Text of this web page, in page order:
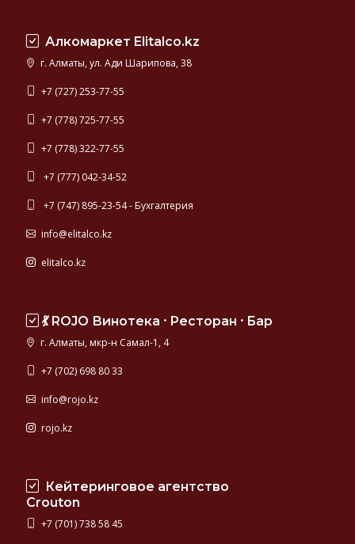
Финляндия,
Германия.
качественная
мира
представлена
данном
каталога.
Алкомаркет Elitalco.kz
г. Алматы, ул. Ади Шарипова, 38
+7 (727) 253-77-55
+7 (778) 725-77-55
+7 (778) 322-77-55
+7 (777) 042-34-52
+7 (747) 895-23-54 - Бухгалтерия
info@elitalco.kz
elitalco.kz
💃 ROJO Винотека ⸱ Ресторан ⸱ Бар
г. Алматы, мкр-н Самал-1, 4
+7 (702) 698 80 33
info@rojo.kz
rojo.kz
Кейтеринговое агентство
Crouton
+7 (701) 738 58 45